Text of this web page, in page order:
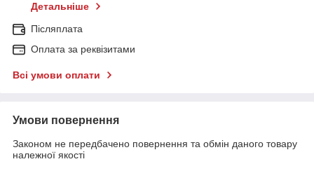
Детальніше
Післяплата
Оплата за реквізитами
Всі умови оплати
Умови повернення
Законом не передбачено повернення та обмін даного товару
належної якості